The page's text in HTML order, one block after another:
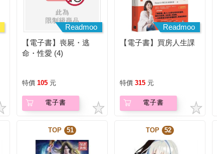
Readmoo
【電子書】喪屍・逃
命・性愛 (4)
特價 105 元
電子書
Readmoo
【電子書】買房人生課
特價 315 元
電子書
TOP 51 TOP 52